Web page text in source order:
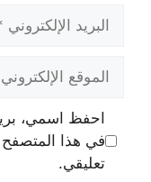
الإلكتروني
الإلكتروني
احفظ اسمي،
في هذا المتصفح
تعليقي.